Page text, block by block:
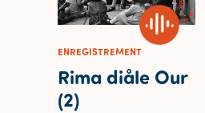
ENREGISTREMENT
Rima diåle Our
(2)